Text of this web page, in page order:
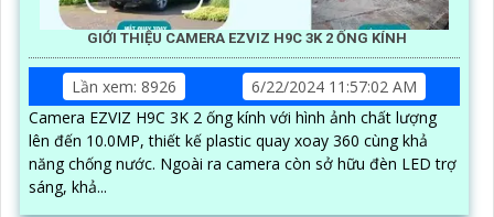
GIỚI THIỆU CAMERA EZVIZ H9C 3K 2 ỐNG KÍNH
Lần xem: 8926
6/22/2024 11:57:02 AM
Camera EZVIZ H9C 3K 2 ống kính với hình ảnh chất lượng
lên đến 10.0MP, thiết kế plastic quay xoay 360 cùng khả
năng chống nước. Ngoài ra camera còn sở hữu đèn LED trợ
sáng, khả...